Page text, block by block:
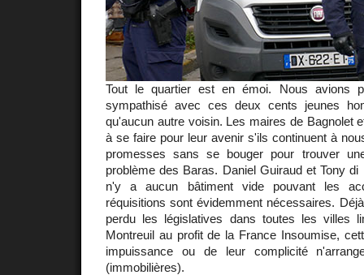
Tout le quartier est en émoi. Nous avions
sympathisé avec ces deux cents jeunes
qu'aucun autre voisin. Les maires de Bagnolet
à se faire pour leur avenir s'ils continuent à
promesses sans se bouger pour trouver
problème des Baras. Daniel Guiraud et Tony di
n'y a aucun bâtiment vide pouvant les
réquisitions sont évidemment nécessaires.
perdu les législatives dans toutes les villes
Montreuil au profit de la France Insoumise,
impuissance ou de leur complicité
(immobilières).